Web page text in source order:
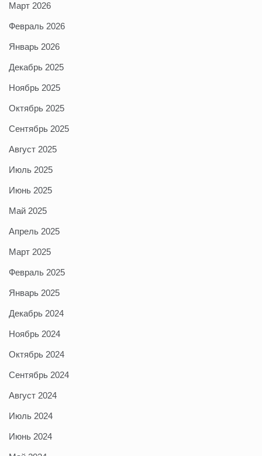
Март 2026
Февраль 2026
Январь 2026
Декабрь 2025
Ноябрь 2025
Октябрь 2025
Сентябрь 2025
Август 2025
Июль 2025
Июнь 2025
Май 2025
Апрель 2025
Март 2025
Февраль 2025
Январь 2025
Декабрь 2024
Ноябрь 2024
Октябрь 2024
Сентябрь 2024
Август 2024
Июль 2024
Июнь 2024